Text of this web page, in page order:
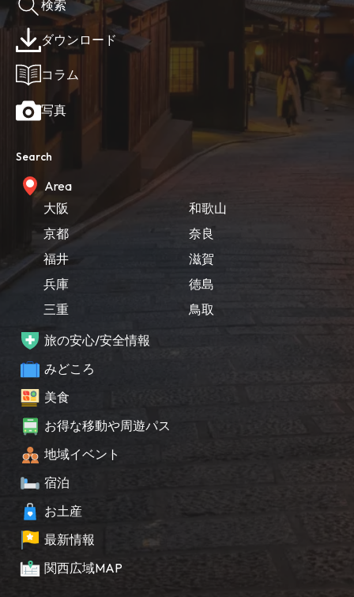
検索
ダウンロード
コラム
写真
Search
Area
大阪
京都
福井
兵庫
三重
和歌山
奈良
滋賀
徳島
鳥取
旅の安心/安全情報
みどころ
美食
お得な移動や周遊パス
地域イベント
宿泊
お土産
最新情報
関西広域MAP